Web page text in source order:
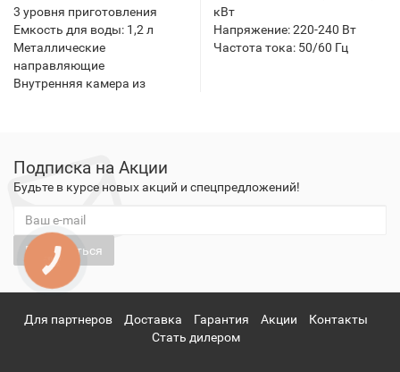
3 уровня приготовления
Емкость для воды: 1,2 л
Металлические
направляющие
Внутренняя камера из
кВт
Напряжение: 220-240 Вт
Частота тока: 50/60 Гц
Подписка на Акции
Будьте в курсе новых акций и спецпредложений!
Подписаться
Для партнеров Доставка Гарантия Акции
Контакты
Стать дилером
КНОПКА
ЗВ'ЯЗКУ